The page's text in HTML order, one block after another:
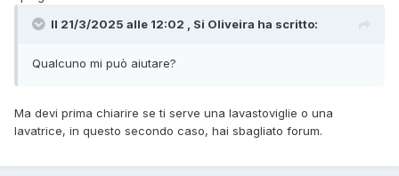
Il 21/3/2025 alle 12:02 , Si Oliveira ha scritto:
Qualcuno mi può aiutare?
Ma devi prima chiarire se ti serve una lavastoviglie o una
lavatrice, in questo secondo caso, hai sbagliato forum.